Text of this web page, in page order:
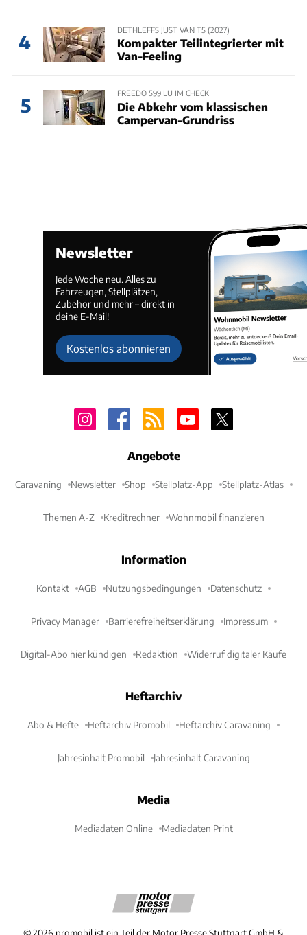
4
DETHLEFFS JUST VAN T5 (2027)
Kompakter Teilintegrierter mit
Van-Feeling
5
FREEDO 599 LU IM CHECK
Die Abkehr vom klassischen
Campervan-Grundriss
Newsletter
Jede Woche neu. Alles zu
Fahrzeugen, Stellplätzen,
Zubehör und mehr – direkt in
deine E-Mail!
Kostenlos abonnieren
Angebote
Caravaning Newsletter Shop Stellplatz-App Stellplatz-Atlas
Themen A-Z Kreditrechner Wohnmobil finanzieren
Information
Kontakt AGB Nutzungsbedingungen Datenschutz
Privacy Manager Barrierefreiheitserklärung Impressum
Digital-Abo hier kündigen Redaktion Widerruf digitaler Käufe
Heftarchiv
Abo & Hefte Heftarchiv Promobil Heftarchiv Caravaning
Jahresinhalt Promobil Jahresinhalt Caravaning
Media
Mediadaten Online Mediadaten Print
©2026 promobil ist ein Teil der Motor Presse Stuttgart GmbH &